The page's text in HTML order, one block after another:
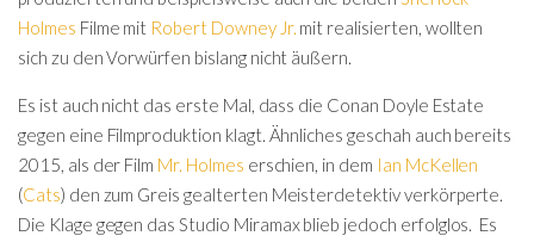
Holmes Filme mit Robert Downey Jr. mit realisierten, wollten
sich zu den Vorwürfen bislang nicht äußern.
Es ist auch nicht das erste Mal, dass die Conan Doyle Estate
gegen eine Filmproduktion klagt. Ähnliches geschah auch bereits
2015, als der Film Mr. Holmes erschien, in dem Ian McKellen
(Cats) den zum Greis gealterten Meisterdetektiv verkörperte.
Die Klage gegen das Studio Miramax blieb jedoch erfolglos. Es